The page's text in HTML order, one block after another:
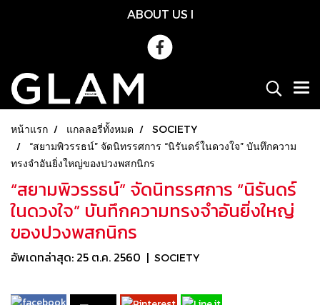
ABOUT US l
หน้าแรก แกลลอรี่ทั้งหมด
SOCIETY
“สยามพิวรรธน์” จัดนิทรรศการ “นิรันดร์ในดวงใจ” บันทึกความ
ทรงจำอันยิ่งใหญ่ของปวงพสกนิกร
“สยามพิวรรธน์” จัดนิทรรศการ “นิรันดร์
ในดวงใจ” บันทึกความทรงจำอันยิ่งใหญ่
ของปวงพสกนิกร
อัพเดทล่าสุด: 25 ต.ค. 2560 | SOCIETY